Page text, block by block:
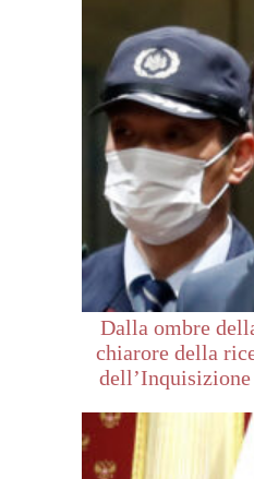
Dalla ombre
chiarore della